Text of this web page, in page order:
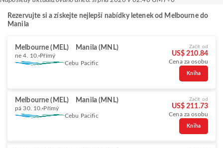
Rezervujte si a získejte nejlepší nabídky letenek od Melbourne do
Manila
Melbourne (MEL) Manila (MNL)
ne 4. 10. Přímý
Cebu Pacific
Začít od
US$ 210.84
Cena za osobu
Kniha
Melbourne (MEL) Manila (MNL)
pá 30. 10. Přímý
Cebu Pacific
Začít od
US$ 211.73
Cena za osobu
Kniha